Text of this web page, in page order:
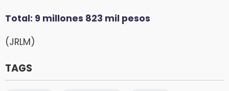
Total: 9 millones 823 mil pesos
(JRLM)
TAGS